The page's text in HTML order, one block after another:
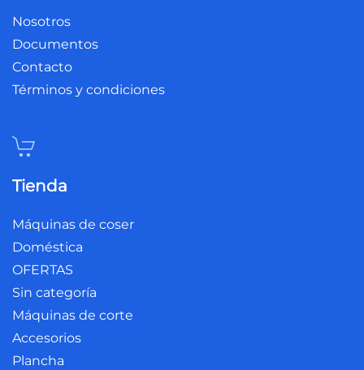
Nosotros
Documentos
Contacto
Términos y condiciones
Tienda
Máquinas de coser
Doméstica
OFERTAS
Sin categoría
Máquinas de corte
Accesorios
Plancha